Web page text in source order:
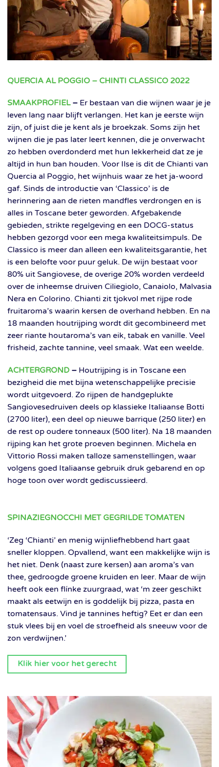
QUERCIA AL POGGIO – CHINTI CLASSICO 2022
SMAAKPROFIEL– Er bestaan van die wijnen waar je je
leven lang naar blijft verlangen. Het kan je eerste wijn
zijn, of juist die je kent als je broekzak. Soms zijn het
wijnen die je pas later leert kennen, die je onverwacht
zo hebben overdonderd met hun lekkerheid dat ze je
altijd in hun ban houden. Voor Ilse is dit de Chianti van
Quercia al Poggio, het wijnhuis waar ze het ja-woord
gaf. Sinds de introductie van ‘Classico’ is de
herinnering aan de rieten mandfles verdrongen en is
alles in Toscane beter geworden. Afgebakende
gebieden, strikte regelgeving en een DOCG-status
hebben gezorgd voor een mega kwaliteitsimpuls. De
Classico is meer dan alleen een kwaliteitsgarantie, het
is een belofte voor puur geluk. De wijn bestaat voor
80% uit Sangiovese, de overige 20% worden verdeeld
over de inheemse druiven Ciliegiolo, Canaiolo, Malvasia
Nera en Colorino. Chianti zit tjokvol met rijpe rode
fruitaroma’s waarin kersen de overhand hebben. En na
18 maanden houtrijping wordt dit gecombineerd met
zeer riante houtaroma’s van eik, tabak en vanille. Veel
frisheid, zachte tannine, veel smaak. Wat een weelde.
ACHTERGROND – Houtrijping is in Toscane een
bezigheid die met bijna wetenschappelijke precisie
wordt uitgevoerd. Zo rijpen de handgeplukte
Sangiovesedruiven deels op klassieke Italiaanse Botti
(2700 liter), een deel op nieuwe barrique (250 liter) en
de rest op oudere tonneaux (500 liter). Na 18 maanden
rijping kan het grote proeven beginnen. Michela en
Vittorio Rossi maken talloze samenstellingen, waar
volgens goed Italiaanse gebruik druk gebarend en op
hoge toon over wordt gediscussieerd.
SPINAZIEGNOCCHI MET GEGRILDE TOMATEN
‘Zeg ‘Chianti’ en menig wijnliefhebbend hart gaat
sneller kloppen. Opvallend, want een makkelijke wijn is
het niet. Denk (naast zure kersen) aan aroma’s van
thee, gedroogde groene kruiden en leer. Maar de wijn
heeft ook een flínke zuurgraad, wat ‘m zeer geschikt
maakt als eetwijn en is goddelijk bij pizza, pasta en
tomatensaus. Vind je tannines heftig? Eet er dan een
stuk vlees bij en voel de stroefheid als sneeuw voor de
zon verdwijnen.’
Klik hier voor het gerecht